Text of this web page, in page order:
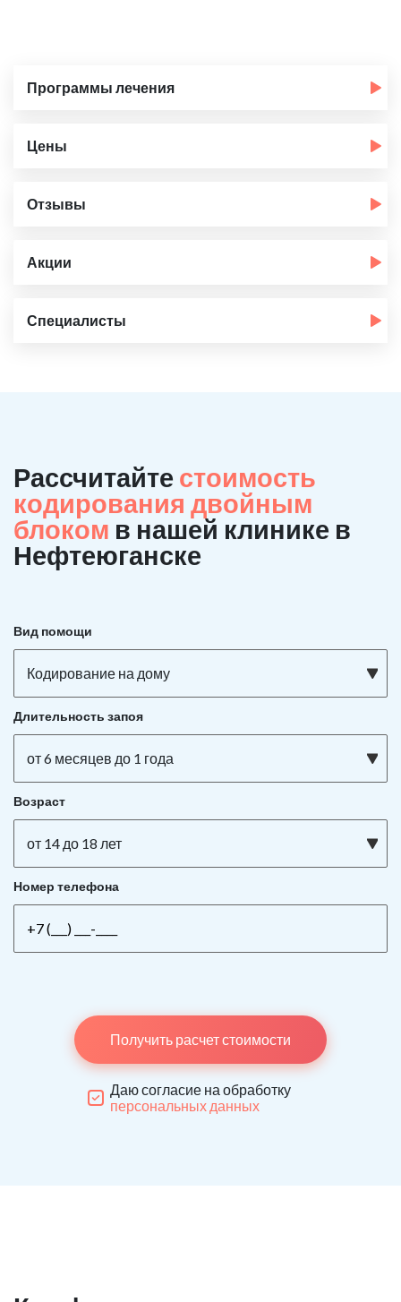
Программы лечения
Цены
Отзывы
Акции
Специалисты
Рассчитайте стоимость
кодирования двойным
блоком в нашей клинике в
Нефтеюганске
Вид помощи
Кодирование на дому
Длительность запоя
от 6 месяцев до 1 года
Возраст
от 14 до 18 лет
Номер телефона
Получить расчет стоимости
Даю согласие на обработку
персональных данных